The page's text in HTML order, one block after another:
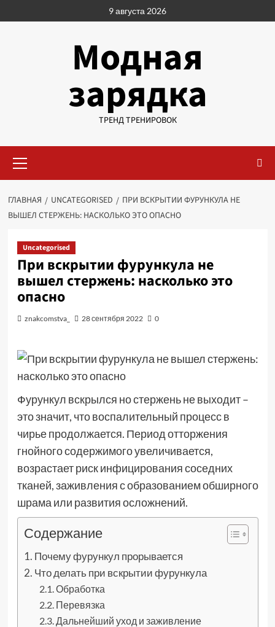
к
9 августа 2026
Модная
зарядка
ТРЕНД ТРЕНИРОВОК
меню
ГЛАВНАЯ UNCATEGORISED
ПРИ ВСКРЫТИИ ФУРУНКУЛА НЕ
ВЫШЕЛ СТЕРЖЕНЬ: НАСКОЛЬКО ЭТО ОПАСНО
Uncategorised
При вскрытии фурункула не
вышел стержень: насколько это
опасно
znakcomstva_ 28 сентября 2022 0
Фурункул вскрылся но стержень не выходит –
это значит, что воспалительный процесс в
чирье продолжается. Период отторжения
гнойного содержимого увеличивается,
возрастает риск инфицирования соседних
тканей, заживления с образованием обширного
шрама или развития осложнений.
Содержание
Почему фурункул прорывается
Что делать при вскрытии фурункула
Обработка
Перевязка
Дальнейший уход и заживление